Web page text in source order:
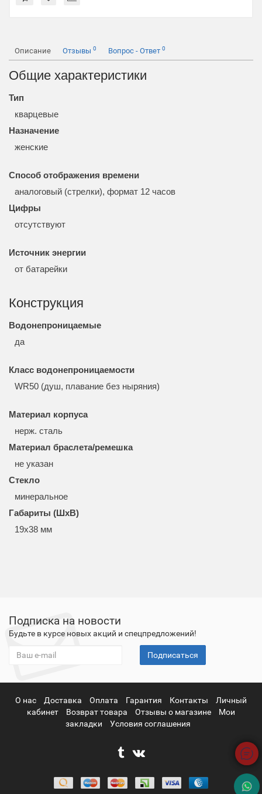
Описание Отзывы 0 Вопрос - Ответ 0
Общие характеристики
Тип
кварцевые
Назначение
женские
Способ отображения времени
аналоговый (стрелки), формат 12 часов
Цифры
отсутствуют
Источник энергии
от батарейки
Конструкция
Водонепроницаемые
да
Класс водонепроницаемости
WR50 (душ, плавание без ныряния)
Материал корпуса
нерж. сталь
Материал браслета/ремешка
не указан
Стекло
минеральное
Габариты (ШхВ)
19x38 мм
Подписка на новости
Будьте в курсе новых акций и спецпредложений!
Подписаться
О нас Доставка Оплата Гарантия Контакты
Личный
кабинет
Возврат товара Отзывы о магазине
Мои
закладки
Условия соглашения